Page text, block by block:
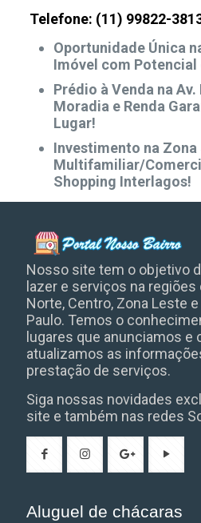
Telefone: (11) 99822-
Oportunidade Única
Imóvel com Potencial
Prédio à Venda na
Moradia e Renda
Lugar!
Investimento na Zona
Multifamiliar/
Shopping Interlagos!
Nosso site tem o objetivo
lazer e serviços na regiões
Norte, Centro, Zona Leste
Paulo. Temos o
lugares que anunciamos
atualizamos as
prestação de serviços.
Siga nossas novidades
site e também nas redes
Aluguel de chácaras